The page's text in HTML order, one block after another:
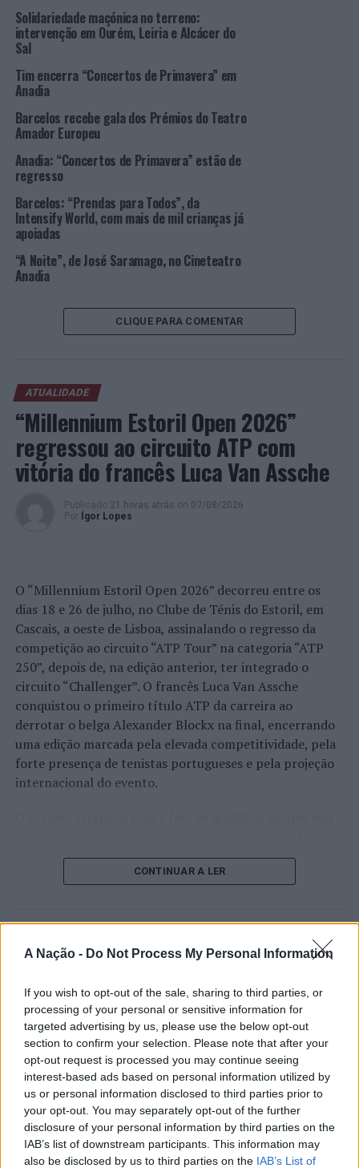
A Nação - Do Not Process My Personal Information
If you wish to opt-out of the sale, sharing to third parties, or
processing of your personal or sensitive information for
targeted advertising by us, please use the below opt-out
section to confirm your selection. Please note that after your
opt-out request is processed you may continue seeing
interest-based ads based on personal information utilized by
us or personal information disclosed to third parties prior to
your opt-out. You may separately opt-out of the further
disclosure of your personal information by third parties on the
IAB’s list of downstream participants. This information may
also be disclosed by us to third parties on the IAB’s List of
socorros, roupa, calçado e bens alimentares não
perecíveis, lanternas, candeeiros de campismo,
aquecedores, material informático e equipamentos de
comunicação foram alguns dos bens que seguiram para
a Ucrânia.
Foto: DR.
TÓPICOS RELACIONADOS: ANADIA
APOIOS
BOMBEIROS VOLUNTÁRIOS DE ANADIA
PRÓXIMO
Campanha LEXUS no Douro premiada pelos Creative
Muse Awards
NÃO PERCA
de euros em transportes escolares e ação social no
próximo ano letivo
Solidariedade maçónica no terreno:
intervenção em Ourém, Leiria e Alcácer do
Sal
Tim encerra “Concertos de Primavera” em
Anadia
Barcelos recebe gala dos Prémios do Teatro
Amador Europeu
Anadia: “Concertos de Primavera” estão de
regresso
Barcelos: “Prendas para Todos”, da
Intensify World, com mais de mil crianças já
apoiadas
“A Noite”, de José Saramago, no Cineteatro
Anadia
CLIQUE PARA COMENTAR
ATUALIDADE
“Millennium Estoril Open 2026”
regressou ao circuito ATP com
vitória do francês Luca Van Assche
Publicado 21 horas atrás on 07/08/2026
Por
Ígor Lopes
O “Millennium Estoril Open 2026” decorreu entre os
dias 18 e 26 de julho, no Clube de Ténis do Estoril, em
Cascais, a oeste de Lisboa, assinalando o regresso da
competição ao circuito “ATP Tour” na categoria “ATP
250”, depois de, na edição anterior, ter integrado o
circuito “Challenger”. O francês Luca Van Assche
conquistou o primeiro título ATP da carreira ao
derrotar o belga Alexander Blockx na final, encerrando
uma edição marcada pela elevada competitividade, pela
forte presença de tenistas portugueses e pela projeção
internacional do evento.
de um lugar no quadro principal. A cerimónia de
abertura contou com a presença do presidente da
concelho no centro do calendário internacional do
Apesar das desistências de última hora de jogadores
como Casper Ruud (Noruega), Alejandro Davidovich
Fokina (Espanha) e Matteo Arnaldi (Itália), a prova
apresentou um quadro competitivo de elevado nível,
liderado pelo russo Andrey Rublev, primeiro cabeça de
série, pelo italiano Luciano Darderi, pelo chileno
Alejandro Tabilo e pelo belga Alexander Blockx.
Um dos momentos mais aguardados da semana foi
também o regresso do suíço Stan Wawrinka ao Estoril,
CONTINUAR A LER
Castelo Branco: “Bienal
Internacional de Artes e Ofícios”
promete afirmar artesanato,
património e inovação como
“motores de desenvolvimento
económico e cultural” do município
português
Publicado 1 dia atrás on
07/08/2026
Por Ígor Lopes